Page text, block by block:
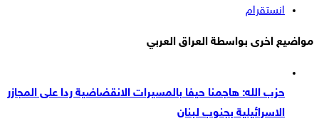
انستقرام
مواضيع اخرى بواسطة العراق العربي
حزب الله: هاجمنا حيفا بالمسيرات الانقضاضية ردا على المجازر
الاسرائيلية بجنوب لبنان